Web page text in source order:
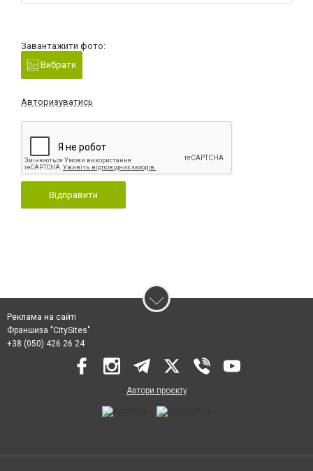
Завантажити фото:
Вибрати
Авторизуватись
Відправити
Реклама на сайті
Франшиза "CitySites"
+38 (050) 426 26 24
Автори проєкту